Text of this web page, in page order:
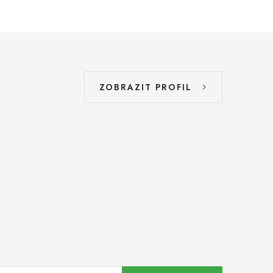
ZOBRAZIT PROFIL